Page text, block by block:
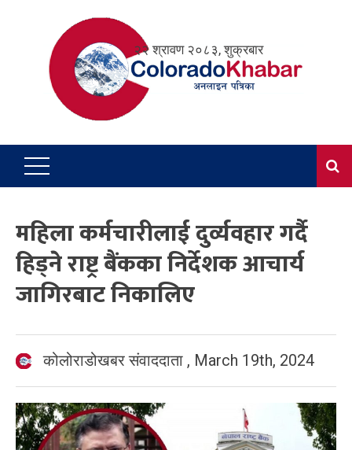
२२ श्रावण २०८३, शुक्रबार
महिला कर्मचारीलाई दुर्व्यवहार गर्दै
हिड्ने राष्ट्र बैंकका निर्देशक आचार्य
जागिरबाट निकालिए
कोलोराडोखबर संवाददाता , March 19th, 2024